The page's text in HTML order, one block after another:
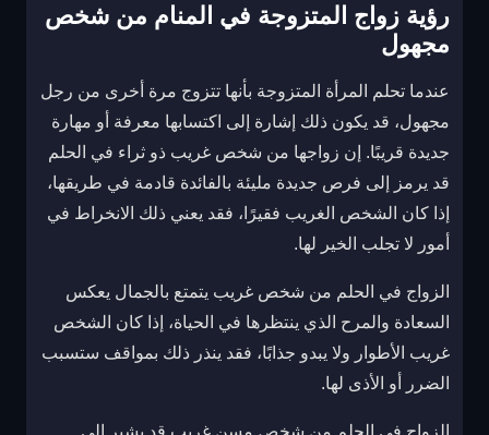
رؤية زواج المتزوجة في المنام من شخص
مجهول
عندما تحلم المرأة المتزوجة بأنها تتزوج مرة أخرى من رجل
مجهول، قد يكون ذلك إشارة إلى اكتسابها معرفة أو مهارة
جديدة قريبًا. إن زواجها من شخص غريب ذو ثراء في الحلم
قد يرمز إلى فرص جديدة مليئة بالفائدة قادمة في طريقها،
إذا كان الشخص الغريب فقيرًا، فقد يعني ذلك الانخراط في
أمور لا تجلب الخير لها.
الزواج في الحلم من شخص غريب يتمتع بالجمال يعكس
السعادة والمرح الذي ينتظرها في الحياة، إذا كان الشخص
غريب الأطوار ولا يبدو جذابًا، فقد ينذر ذلك بمواقف ستسبب
الضرر أو الأذى لها.
الزواج في الحلم من شخص مسن غريب قد يشير إلى